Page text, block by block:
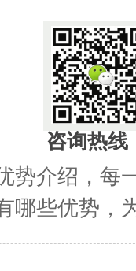
咨询热线
势介绍，每
哪些优势，